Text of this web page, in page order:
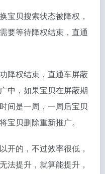
宝贝搜索状态被降权，
要等待降权结束，直通
降权结束，直通车屏蔽
中，如果宝贝在屏蔽期
间是一周，一周后宝贝
宝贝删除重新推广。
开的，不过效率很低，
法提升，就算能提升，